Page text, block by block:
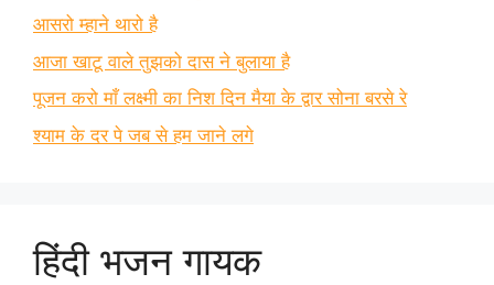
आसरो म्हाने थारो है
आजा खाटू वाले तुझको दास ने बुलाया है
पूजन करो माँ लक्ष्मी का निश दिन मैया के द्वार सोना बरसे रे
श्याम के दर पे जब से हम जाने लगे
हिंदी भजन गायक